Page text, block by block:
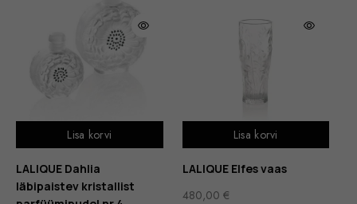
Lisa korvi
LALIQUE Dahlia
läbipaistev kristallist
Lisa korvi
LALIQUE Elfes vaas
480,00 €